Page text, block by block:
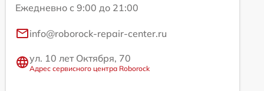
Ежедневно с 9:00 до 21:00
info@roborock-repair-center.ru
ул. 10 лет Октября, 70
Адрес сервисного центра Roborock